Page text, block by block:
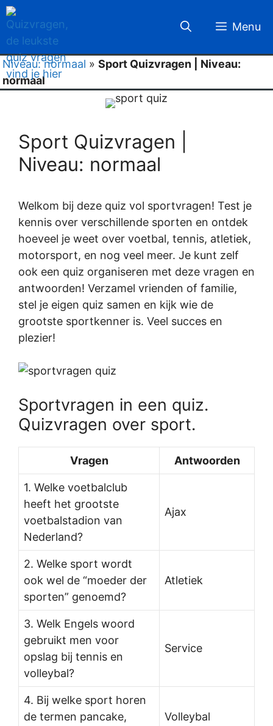
Ga
naar
de
inhoud
Menu
Niveau: normaal » Sport Quizvragen | Niveau:
normaal
Sport Quizvragen |
Niveau: normaal
Welkom bij deze quiz vol sportvragen! Test je
kennis over verschillende sporten en ontdek
hoeveel je weet over voetbal, tennis, atletiek,
motorsport, en nog veel meer. Je kunt zelf
ook een quiz organiseren met deze vragen en
antwoorden! Verzamel vrienden of familie,
stel je eigen quiz samen en kijk wie de
grootste sportkenner is. Veel succes en
plezier!
Sportvragen in een quiz.
Quizvragen over sport.
Vragen Antwoorden
1. Welke voetbalclub
heeft het grootste
voetbalstadion van
Nederland?
Ajax
2. Welke sport wordt
ook wel de “moeder der
sporten” genoemd?
Atletiek
3. Welk Engels woord
gebruikt men voor
opslag bij tennis en
volleybal?
Service
4. Bij welke sport horen
de termen pancake,
Volleybal